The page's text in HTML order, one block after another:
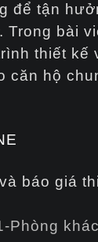
để tận
Trong bài
thiết kế
căn hộ
báo giá
Phòng